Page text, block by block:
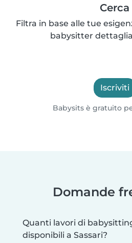
Cerca
Filtra in base alle tue
babysitter
Iscriviti
Babysits è gratuito
Domande
Quanti lavori di
disponibili a Sassari?